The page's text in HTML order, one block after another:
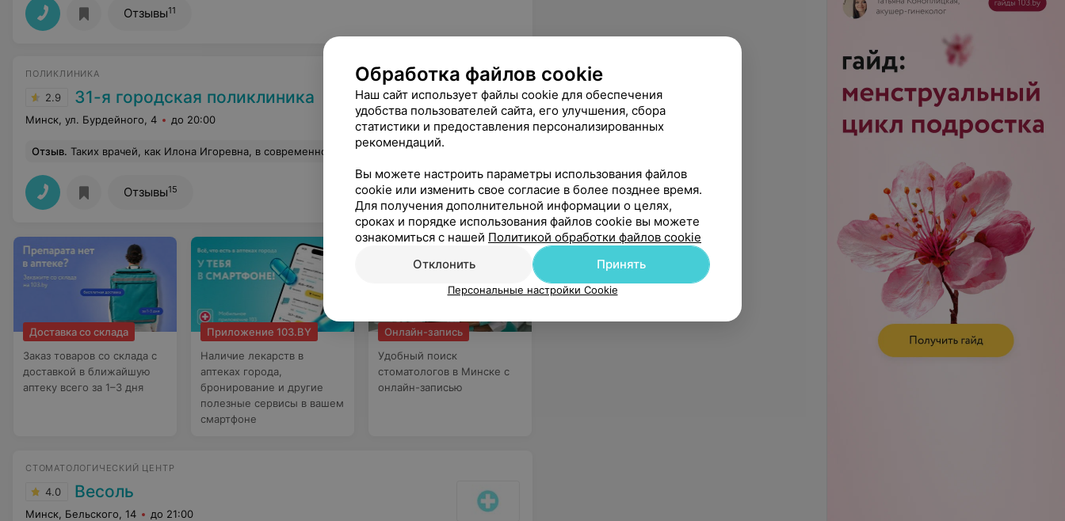
Отзывы11
ПОЛИКЛИНИКА
2.9 31-я городская поликлиника
Минск, ул. Бурдейного, 4 до 20:00
Отзыв. Таких врачей, как Илона Игоревна, в современном мире крайне мало. Отнеслась с вниманием, изучила все предыдущие документы, описала разницу, смотрела досконально, направила на дальнейшие действия. Настоящий душевный врач, видно, что к работе с душой и сердцем
Отзывы15
Доставка со склада
Заказ товаров со склада с
доставкой в ближайшую
аптеку всего за 1–3 дня
Приложение 103.BY
Наличие лекарств в
аптеках города,
бронирование и другие
полезные сервисы в вашем
смартфоне
Онлайн-запись
Удобный поиск
стоматологов в Минске с
онлайн-записью
СТОМАТОЛОГИЧЕСКИЙ ЦЕНТР
4.0 Весоль
Минск, Бельского, 14 до 21:00
Обработка файлов cookie
Наш сайт использует файлы cookie для обеспечения
удобства пользователей сайта, его улучшения, сбора
статистики и предоставления персонализированных
рекомендаций.
Вы можете настроить параметры использования файлов
cookie или изменить свое согласие в более позднее время.
Для получения дополнительной информации о целях,
сроках и порядке использования файлов cookie вы можете
ознакомиться с нашей Политикой обработки файлов cookie
Отклонить
Принять
Персональные настройки Cookie